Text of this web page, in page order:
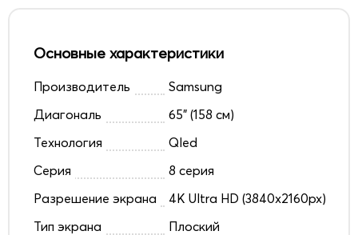
Основные характеристики
Производитель
Samsung
Диагональ
65" (158 см)
Технология
Qled
Серия
8 серия
Разрешение экрана
4K Ultra HD (3840x2160px)
Тип экрана
Плоский